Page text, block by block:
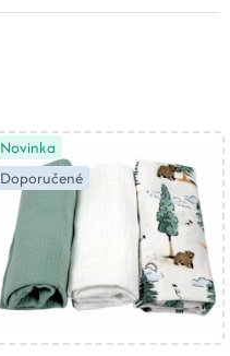
Novinka
Doporučené